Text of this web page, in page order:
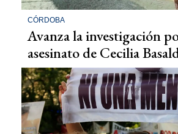
CÓRDOBA
Avanza la investigación
asesinato de Cecilia